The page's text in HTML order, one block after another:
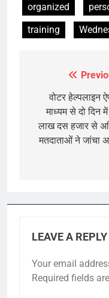
organized
training
navigation
वोटर हेल्पलाइन
माध्यम से दो दिन
लाख दस हजार से
मतदाताओं ने जांचा
LEAVE A REPLY
Your email
Required fields